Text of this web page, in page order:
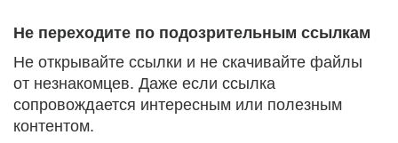
Не переходите по подозрительным ссылкам
Не открывайте ссылки и не скачивайте файлы
от незнакомцев. Даже если ссылка
сопровождается интересным или полезным
контентом.